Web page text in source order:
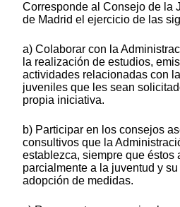
Corresponde al Consejo de la
de Madrid el ejercicio de las
a) Colaborar con la
la realización de estudios,
actividades relacionadas con
juveniles que les sean
propia iniciativa.
b) Participar en los consejos
consultivos que la
establezca, siempre que éstos
parcialmente a la juventud y
adopción de medidas.